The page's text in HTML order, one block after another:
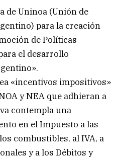
de Uninoa (Unión de
para la creación
de Políticas
el desarrollo
«incentivos impositivos»
y NEA que adhieran a
contempla una
en el Impuesto a las
combustibles, al IVA, a
y a los Débitos y